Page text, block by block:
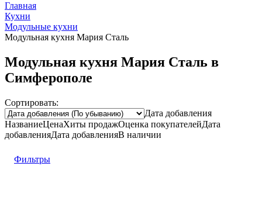
Главная
Кухни
Модульные кухни
Модульная кухня Мария Сталь
Модульная кухня Мария Сталь в
Симферополе
Сортировать:
Дата добавления
НазваниеЦенаХиты продажОценка покупателейДата
добавленияДата добавленияВ наличии
Фильтры